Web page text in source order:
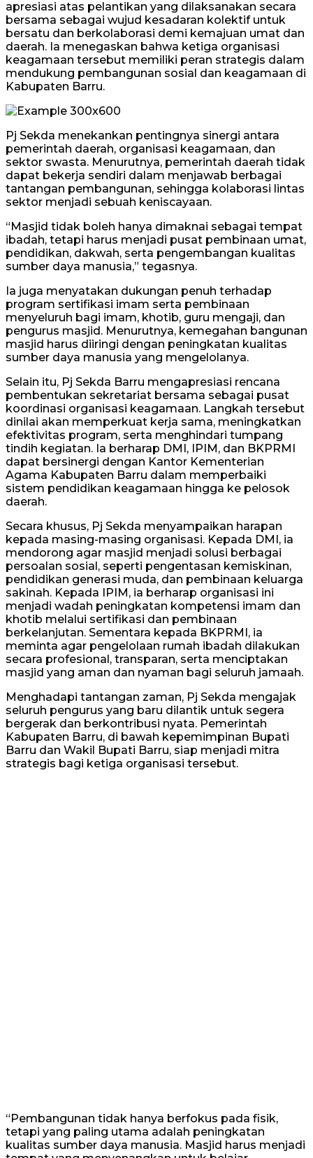
apresiasi atas pelantikan yang dilaksanakan secara
bersama sebagai wujud kesadaran kolektif untuk
bersatu dan berkolaborasi demi kemajuan umat dan
daerah. Ia menegaskan bahwa ketiga organisasi
keagamaan tersebut memiliki peran strategis dalam
mendukung pembangunan sosial dan keagamaan di
Kabupaten Barru.
Pj Sekda menekankan pentingnya sinergi antara
pemerintah daerah, organisasi keagamaan, dan
sektor swasta. Menurutnya, pemerintah daerah tidak
dapat bekerja sendiri dalam menjawab berbagai
tantangan pembangunan, sehingga kolaborasi lintas
sektor menjadi sebuah keniscayaan.
“Masjid tidak boleh hanya dimaknai sebagai tempat
ibadah, tetapi harus menjadi pusat pembinaan umat,
pendidikan, dakwah, serta pengembangan kualitas
sumber daya manusia,” tegasnya.
Ia juga menyatakan dukungan penuh terhadap
program sertifikasi imam serta pembinaan
menyeluruh bagi imam, khotib, guru mengaji, dan
pengurus masjid. Menurutnya, kemegahan bangunan
masjid harus diiringi dengan peningkatan kualitas
sumber daya manusia yang mengelolanya.
Selain itu, Pj Sekda Barru mengapresiasi rencana
pembentukan sekretariat bersama sebagai pusat
koordinasi organisasi keagamaan. Langkah tersebut
dinilai akan memperkuat kerja sama, meningkatkan
efektivitas program, serta menghindari tumpang
tindih kegiatan. Ia berharap DMI, IPIM, dan BKPRMI
dapat bersinergi dengan Kantor Kementerian
Agama Kabupaten Barru dalam memperbaiki
sistem pendidikan keagamaan hingga ke pelosok
daerah.
Secara khusus, Pj Sekda menyampaikan harapan
kepada masing-masing organisasi. Kepada DMI, ia
mendorong agar masjid menjadi solusi berbagai
persoalan sosial, seperti pengentasan kemiskinan,
pendidikan generasi muda, dan pembinaan keluarga
sakinah. Kepada IPIM, ia berharap organisasi ini
menjadi wadah peningkatan kompetensi imam dan
khotib melalui sertifikasi dan pembinaan
berkelanjutan. Sementara kepada BKPRMI, ia
meminta agar pengelolaan rumah ibadah dilakukan
secara profesional, transparan, serta menciptakan
masjid yang aman dan nyaman bagi seluruh jamaah.
Menghadapi tantangan zaman, Pj Sekda mengajak
seluruh pengurus yang baru dilantik untuk segera
bergerak dan berkontribusi nyata. Pemerintah
Kabupaten Barru, di bawah kepemimpinan Bupati
Barru dan Wakil Bupati Barru, siap menjadi mitra
strategis bagi ketiga organisasi tersebut.
“Pembangunan tidak hanya berfokus pada fisik,
tetapi yang paling utama adalah peningkatan
kualitas sumber daya manusia. Masjid harus menjadi